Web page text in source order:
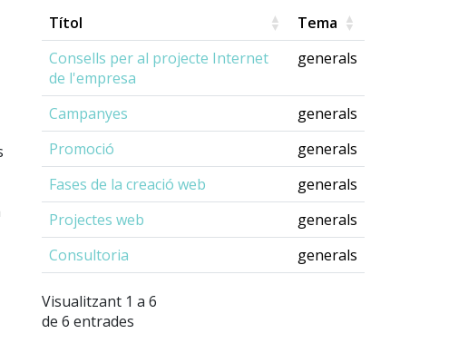
Títol
Tema
Consells per al projecte Internet
de l'empresa
generals
Campanyes
generals
Promoció
generals
Fases de la creació web
generals
Projectes web
generals
Consultoria
generals
Visualitzant 1 a 6
de 6 entrades